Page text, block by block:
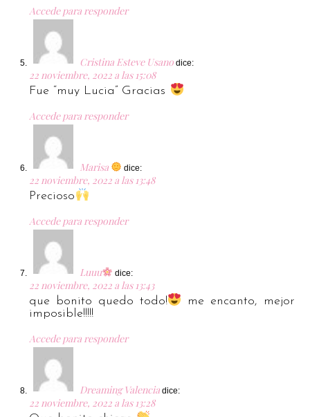
Accede para responder
Cristina Esteve Usano dice:
22 noviembre, 2022 a las 15:08
Fue “muy Lucia” Gracias
Accede para responder
Marisa dice:
22 noviembre, 2022 a las 13:48
Precioso
Accede para responder
Luuu dice:
22 noviembre, 2022 a las 13:43
que bonito quedo todo!
me encanto, mejor
imposible!!!!!
Accede para responder
Dreaming Valencia dice:
22 noviembre, 2022 a las 13:28